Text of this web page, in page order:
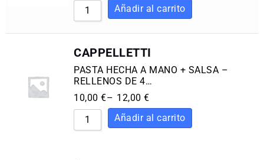
CAPPELLETTI
PASTA HECHA A MANO + SALSA –
RELLENOS DE 4…
10,00 €– 12,00 €